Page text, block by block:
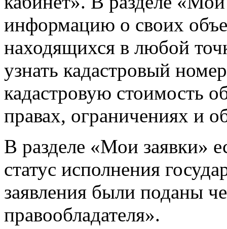
информацию о своих
находящихся в любой
узнать кадастровый
кадастровую стоимость
правах, ограничениях и
В разделе «Мои заявки»
статус исполнения
заявления были поданы
правообладателя».